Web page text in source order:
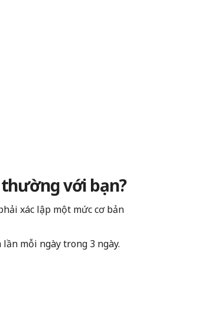
với bạn?
xác lập một mức cơ bản
mỗi ngày trong 3 ngày.